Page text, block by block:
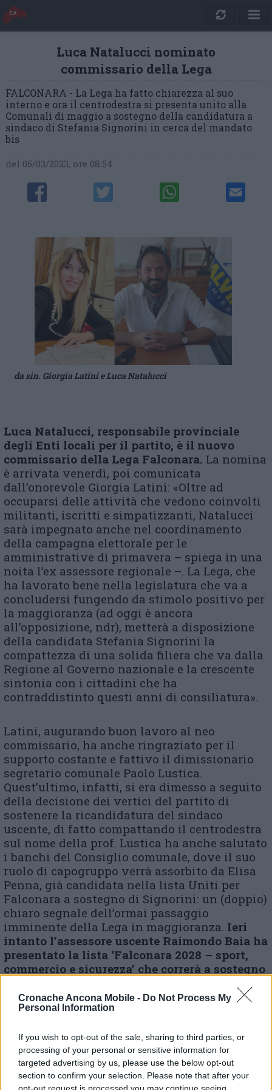
Cronache Ancona Mobile - Do Not Process My
Personal Information
If you wish to opt-out of the sale, sharing to third parties, or
processing of your personal or sensitive information for
targeted advertising by us, please use the below opt-out
section to confirm your selection. Please note that after your
opt-out request is processed you may continue seeing
Luca Natalucci nominato
commissario della Lega
FALCONARA - La Lega ha fatto chiarezza al suo
interno e ora il centrodestra si presenta unito alla
Comunali di maggio a sostegno della candidatura a
sindaco di Stefania Signorini in cerca del mandato
bis
del 05/03/2023, ore 08:54
da sin. Giorgia Latini e Luca Natalucci
Luca Natalucci, responsabile provinciale
degli Enti locali per il partito, è il nuovo
commissario della Lega Falconara. La nomina
è arrivata venerdì, poi comunicata
dall’onorevole Giorgia Latini: «Oltre ad
occuparsi delle attività che vedono coinvolti
militanti, iscritti e simpatizzanti, Natalucci
sarà impegnato anche nel coordinamento
della campagna elettorale per le
amministrative di primavera – spiega in una
noita l’ex assessore regionale –. La Lega, che
ha lavorato bene nella legislatura che va a
concludersi fungendo da stimolo positivo per
la maggioranza (ad oggi è ancora
all’opposizione, ndr), metterà a disposizione
della candidata Stefania Signorini la
compattezza di una solida filiera che va dalla
Regione al Governo nazionale e la crescente
sintonia con i cittadini che ha
contraddistinto questi anni di consiliatura».
Latini, augurando buon lavoro al neo
commissario, ha anche ringraziato per il
supporto costante e fattivo il dimissionario
segretario comunale Paolo Lustica.
Quest’ultimo, infatti, si era dimesso a seguito
della decisione dei vertici del partito di
sostenere la ricandidatura del sindaco
uscente, di fatto compattando il centrodestra
sul nome della prof. Lustica ha anche salutato
i banchi del Consiglio comunale, dove il suo
ruolo di capogruppo verrà assorbito da Elisa
Penna, già candidata nella lista Uniti per
Falconara a sostegno di Signorini: un (doppio)
chiaro segnale dell’ormai passaggio
imminente della Lega in maggioranza. Ieri
intanto l’assessore uscente Raimondo Baia ha
presentato la lista ‘Falconara 2028 – sport,
commercio e sicurezza’ che correrà a sostegno
sindaco.
© RIPRODUZIONE RISERVATA
Vai alla home